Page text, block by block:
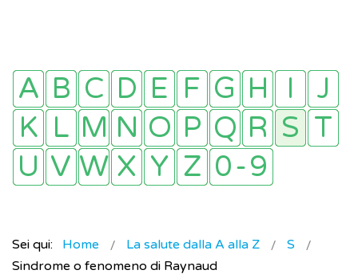
Sei qui: Home La salute dalla A alla Z
S
Sindrome o fenomeno di Raynaud